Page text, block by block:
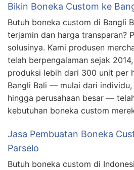
Bikin Boneka Custom ke
Butuh boneka custom di Bangli
terjamin dan harga transparan?
solusinya. Kami produsen
telah berpengalaman sejak
produksi lebih dari 300 unit per
Bangli Bali — mulai dari
hingga perusahaan besar —
kebutuhan boneka custom
Jasa Pembuatan Boneka
Parselo
Butuh boneka custom di